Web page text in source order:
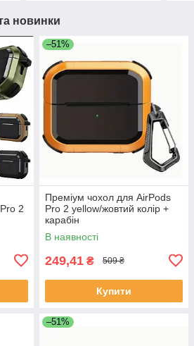
новинки
2
–51%
Преміум чохол для AirPods
Pro 2 yellow/жовтий колір +
карабін
В наявності
249,41 ₴ 509 ₴
Купити
–51%